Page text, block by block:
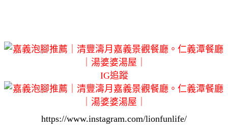
IG追蹤
https://www.instagram.com/lionfunlife/